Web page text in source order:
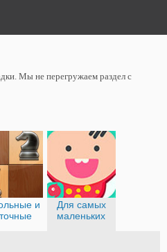
Мы не перегружаем раздел с
и
Для самых
маленьких